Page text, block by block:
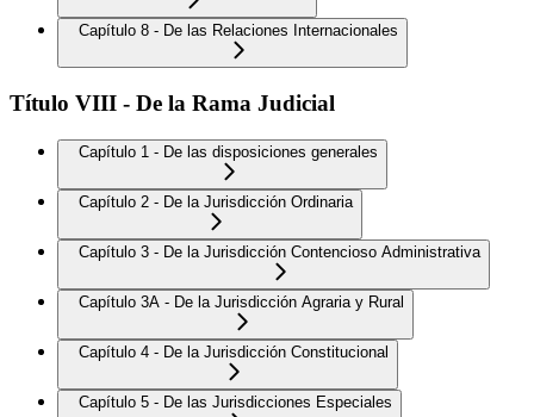
Capítulo 8 - De las Relaciones Internacionales
Título VIII - De la Rama Judicial
Capítulo 1 - De las disposiciones generales
Capítulo 2 - De la Jurisdicción Ordinaria
Capítulo 3 - De la Jurisdicción Contencioso Administrativa
Capítulo 3A - De la Jurisdicción Agraria y Rural
Capítulo 4 - De la Jurisdicción Constitucional
Capítulo 5 - De las Jurisdicciones Especiales